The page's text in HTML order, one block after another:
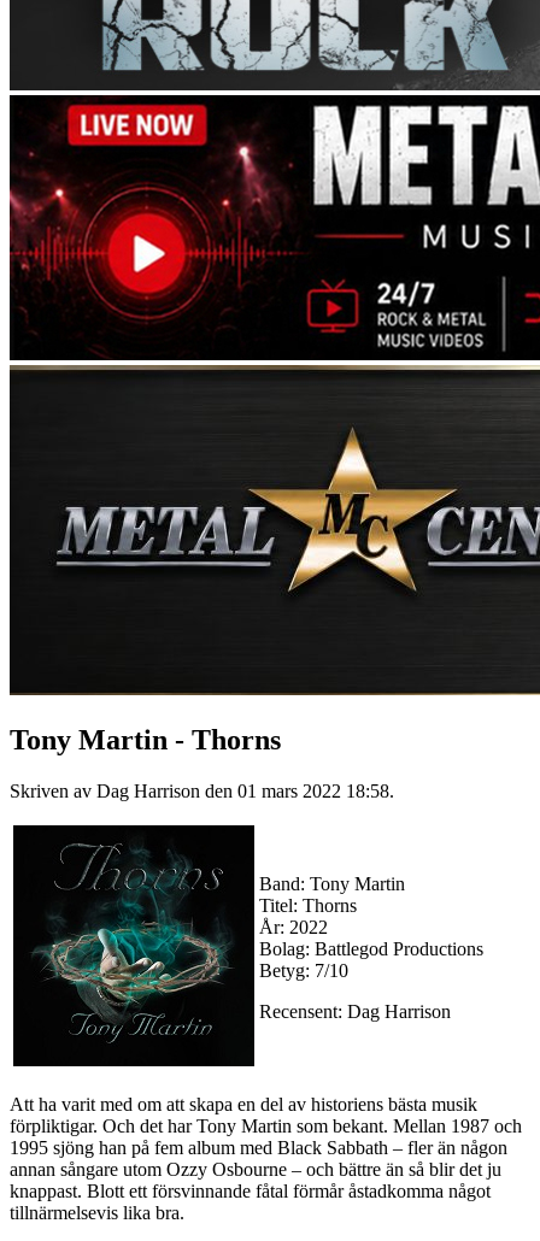
Tony Martin - Thorns
Skriven av Dag Harrison den 01 mars 2022 18:58.
Band: Tony Martin
Titel: Thorns
År: 2022
Bolag: Battlegod Productions
Betyg: 7/10
Recensent: Dag Harrison
Att ha varit med om att skapa en del av historiens bästa musik
förpliktigar. Och det har Tony Martin som bekant. Mellan 1987 och
1995 sjöng han på fem album med Black Sabbath – fler än någon
annan sångare utom Ozzy Osbourne – och bättre än så blir det ju
knappast. Blott ett försvinnande fåtal förmår åstadkomma något
tillnärmelsevis lika bra.